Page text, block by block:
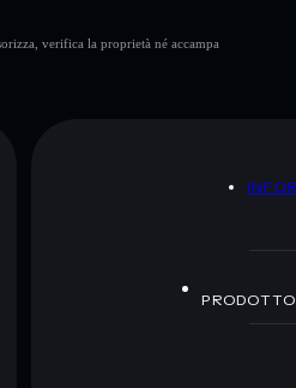
verifica la proprietà né accampa
PRODOTTO